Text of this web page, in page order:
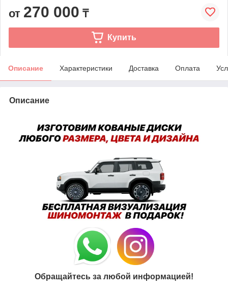
от 270 000 ₸
Купить
Описание Характеристики Доставка Оплата
Описание
Обращайтесь за любой информацией!